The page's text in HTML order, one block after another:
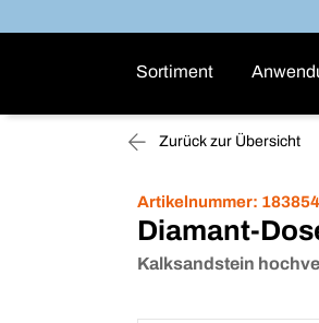
Sortiment
Zurück zur Übersicht
Artikelnummer: 183854
Diamant-
Kalksandstein